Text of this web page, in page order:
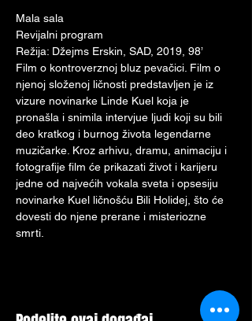
Mala sala
Revijalni program
Režija: Džejms Erskin, SAD, 2019, 98’
Film o kontroverznoj bluz pevačici. Film o
njenoj složenoj ličnosti predstavljen je iz
vizure novinarke Linde Кuel koja je
pronašla i snimila intervjue ljudi koji su bili
deo kratkog i burnog života legendarne
muzičarke. Кroz arhivu, dramu, animaciju i
fotografije film će prikazati život i karijeru
jedne od najvećih vokala sveta i opsesiju
novinarke Кuel ličnošću Bili Holidej, što će
dovesti do njene prerane i misteriozne
smrti.